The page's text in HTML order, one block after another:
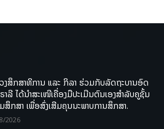
ງສຶກສາທິການ ແລະ ກິລາ ຮ່ວມກັບລັດຖະບານອົດ
າລີ ໄດ້ນຳສະເໜີເຄື່ອງມືປະເມີນຕົນເອງສຳລັບຄູຊັ້ນ
ສຶກສາ ເພື່ອສົ່ງເສີມຄຸນນະພາບການສຶກສາ.
2026